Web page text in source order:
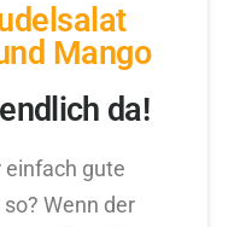
Mango
da!
gute
Wenn der